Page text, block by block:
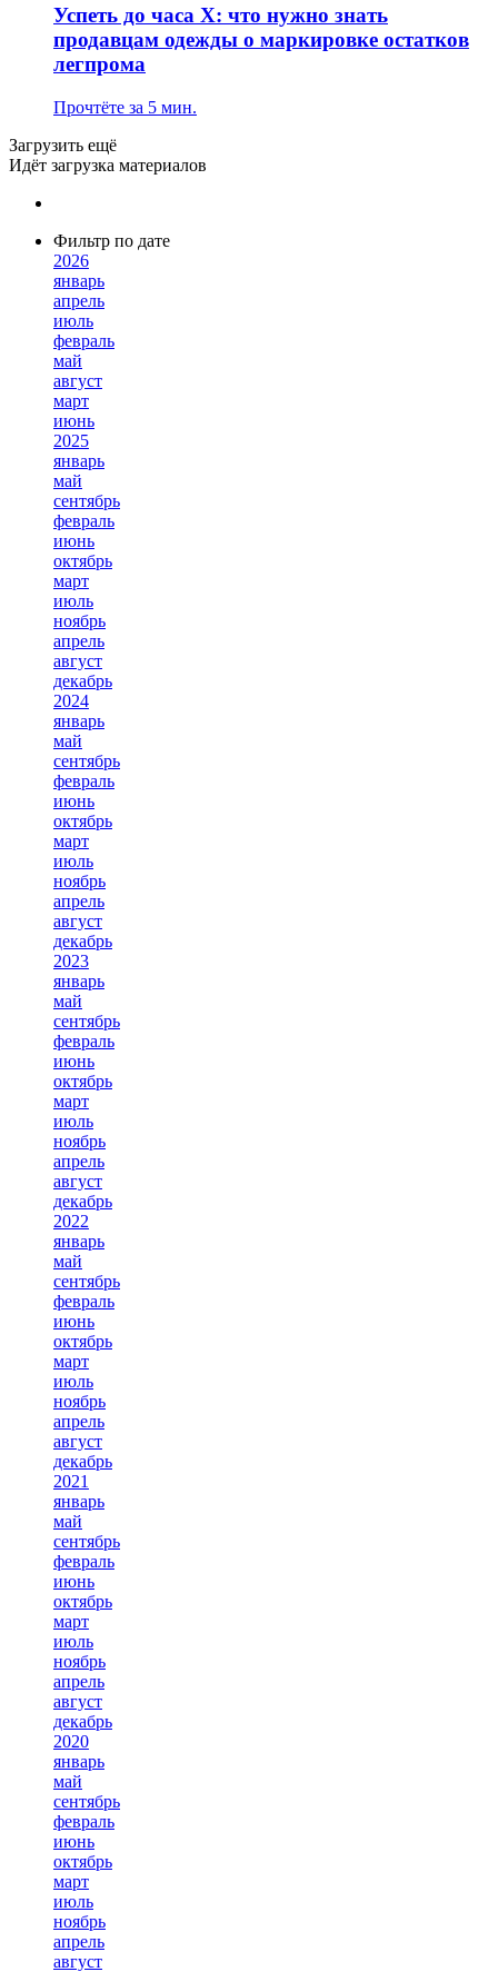
Успеть до часа X: что нужно знать
продавцам одежды о маркировке остатков
легпрома
Прочтёте за 5 мин.
Загрузить ещё
Идёт загрузка материалов
Фильтр по дате
2026
январь
апрель
июль
февраль
май
август
март
июнь
2025
январь
май
сентябрь
февраль
июнь
октябрь
март
июль
ноябрь
апрель
август
декабрь
2024
январь
май
сентябрь
февраль
июнь
октябрь
март
июль
ноябрь
апрель
август
декабрь
2023
январь
май
сентябрь
февраль
июнь
октябрь
март
июль
ноябрь
апрель
август
декабрь
2022
январь
май
сентябрь
февраль
июнь
октябрь
март
июль
ноябрь
апрель
август
декабрь
2021
январь
май
сентябрь
февраль
июнь
октябрь
март
июль
ноябрь
апрель
август
декабрь
2020
январь
май
сентябрь
февраль
июнь
октябрь
март
июль
ноябрь
апрель
август